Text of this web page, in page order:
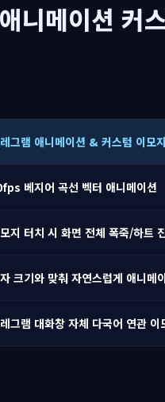
니메이션 커
그램 애니메이션 & 커스텀 이모지
베지어 곡선 벡터 애니메이션
지 터치 시 화면 전체 폭죽/하트
크기와 맞춰 자연스럽게 애니메
그램 대화창 자체 다국어 연관 이